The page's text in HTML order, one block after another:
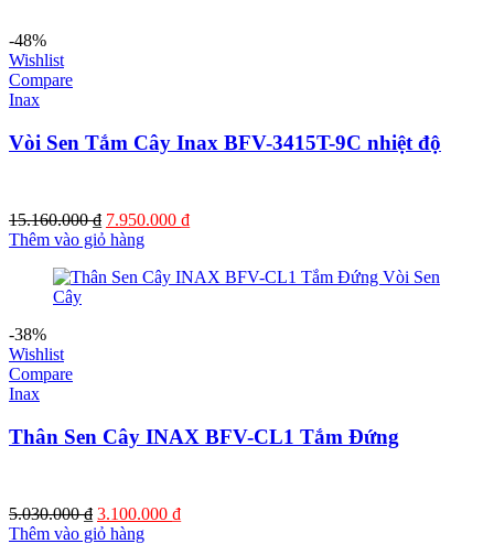
-48%
Wishlist
Compare
Inax
Vòi Sen Tắm Cây Inax BFV-3415T-9C nhiệt độ
15.160.000₫ Giá
gốc
15.160.000 ₫.
7.950.000 ₫Giá
là:
Thêm vào giỏ hàng
-38%
Wishlist
Compare
Inax
Thân Sen Cây INAX BFV-CL1 Tắm Đứng
5.030.000₫ Giá
gốc
3.100.000 ₫Giá
Thêm vào giỏ hàng